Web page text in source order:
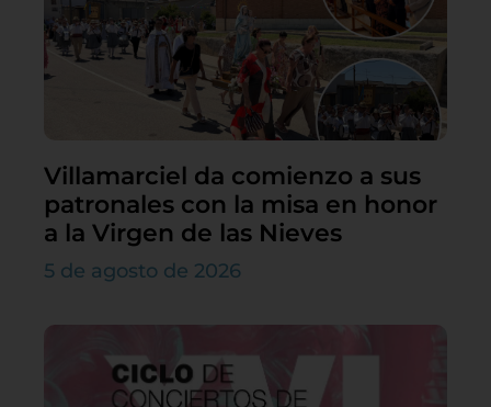
Villamarciel da comienzo a sus
patronales con la misa en honor
a la Virgen de las Nieves
5 de agosto de 2026